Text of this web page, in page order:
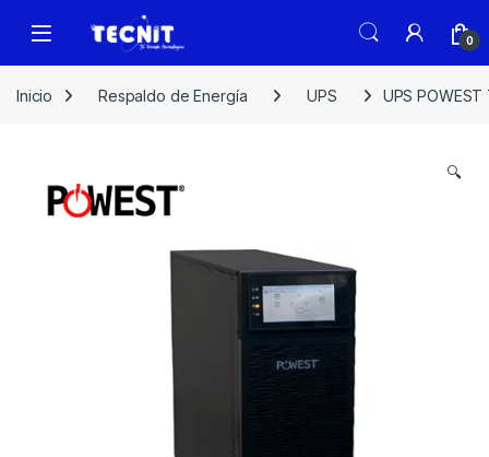
0
Inicio Respaldo de Energía UPS UPS POWEST
🔍